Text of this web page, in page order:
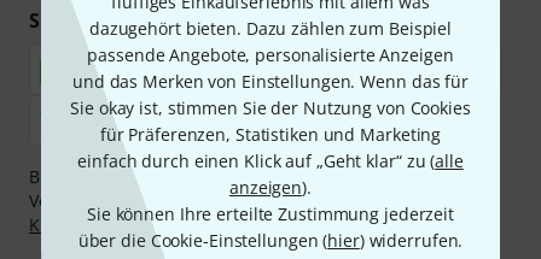
dazugehört bieten. Dazu zählen zum Beispiel
passende Angebote, personalisierte Anzeigen
und das Merken von Einstellungen. Wenn das für
Sie okay ist, stimmen Sie der Nutzung von Cookies
für Präferenzen, Statistiken und Marketing
einfach durch einen Klick auf „Geht klar“ zu (alle
anzeigen).
Sie können Ihre erteilte Zustimmung jederzeit
über die Cookie-Einstellungen (hier) widerrufen.
Sicher einkaufen & bezahlen
Bezahlen Sie vertraulich und sicher per Nachnahme,
Vorkasse, PayPal, Amazon Pay,Klarna Sofort bezahlen
Klarna Ratenzahlungoder Kreditkarte.